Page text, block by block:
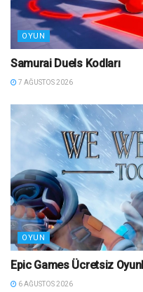
OYUN
Samurai Duels Kodları
7 AĞUSTOS 2026
OYUN
Epic Games Ücretsiz
6 AĞUSTOS 2026